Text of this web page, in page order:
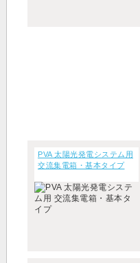
PVA 太陽光発電システム用
交流集電箱・基本タイプ